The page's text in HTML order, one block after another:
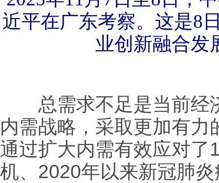
近平在广东考察。这是8
业创新融合发
总需求不足是当前经
内需战略，采取更加有
通过扩大内需有效应对
机、2020年以来新冠肺